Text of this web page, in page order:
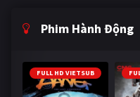
Phim Hành Động
FULL HD VIETSUB